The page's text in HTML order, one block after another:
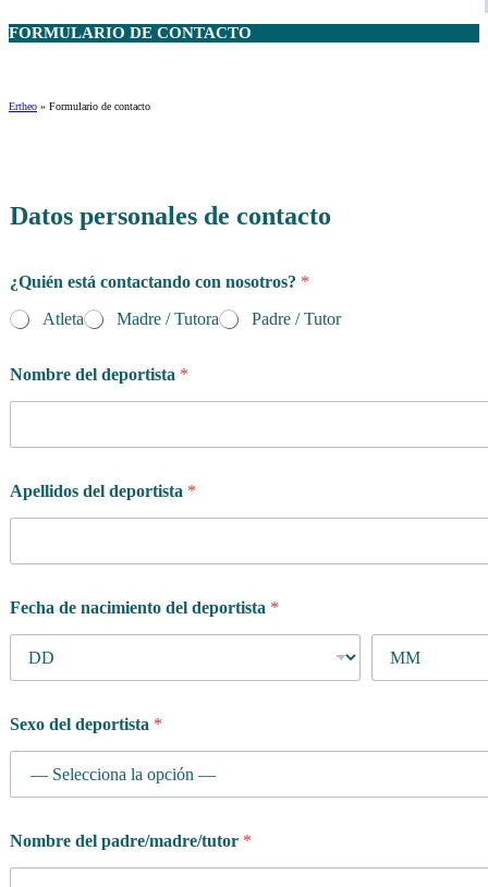
FORMULARIO DE CONTACTO
Ertheo » Formulario de contacto
Datos personales de contacto
¿Quién está contactando con nosotros? *
Atleta
Madre / Tutora Padre / Tutor
Nombre del deportista *
Apellidos del deportista *
Fecha de nacimiento del deportista *
Sexo del deportista *
Nombre del padre/madre/tutor *